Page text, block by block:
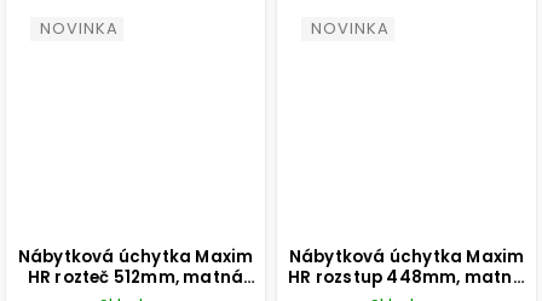
NOVINKA
Nábytková úchytka Maxim
HR rozteč 512mm, matná
NOVINKA
Nábytková úchytka Maxim
HR rozstup 448mm, matná